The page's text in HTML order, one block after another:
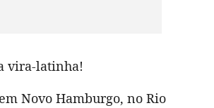
vira-latinha!
Novo Hamburgo, no Rio